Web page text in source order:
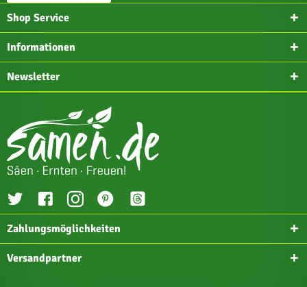
Shop Service
Informationen
Newsletter
Zahlungsmöglichkeiten
Versandpartner